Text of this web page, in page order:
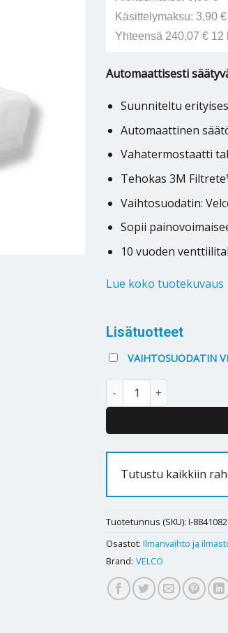
Käsittelymaksu: 3,90 €
Yhteensä 240,07 € 12
Automaattisesti
Suunniteltu
Automaattinen
Vahatermostaatti
Tehokas 3M
Vaihtosuodatin:
Sopii
10 vuoden
Lue koko tuotekuvaus
Lisätuotteet
VAIHTOSUODATIN
Tutustu kaikkiin
Tuotetunnus (SKU): I-8841082
Osastot: Ilmanvaihto ja
Brand: VELCO